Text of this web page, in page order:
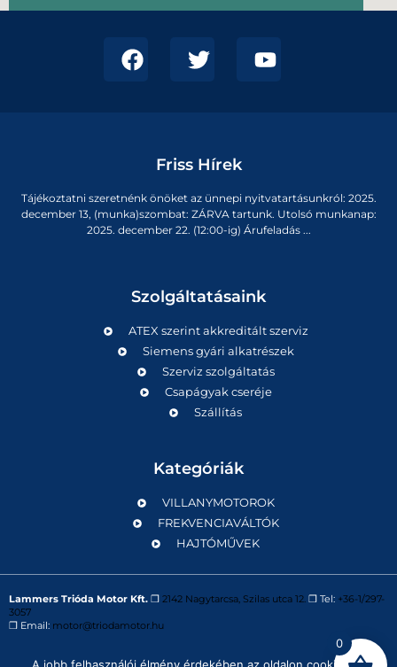
Friss Hírek
Tájékoztatni szeretnénk önöket az ünnepi nyitvatartásunkról: 2025.
december 13, (munka)szombat: ZÁRVA tartunk. Utolsó munkanap:
2025. december 22. (12:00-ig) Árufeladás ...
Szolgáltatásaink
ATEX szerint akkreditált szerviz
Siemens gyári alkatrészek
Szerviz szolgáltatás
Csapágyak cseréje
Szállítás
Kategóriák
VILLANYMOTOROK
FREKVENCIAVÁLTÓK
HAJTÓMŰVEK
Lammers Trióda Motor Kft. ❒ 2142 Nagytarcsa, Szilas utca 12. ❒ Tel: +36-1/297-
3057
❒ Email: motor@triodamotor.hu
0